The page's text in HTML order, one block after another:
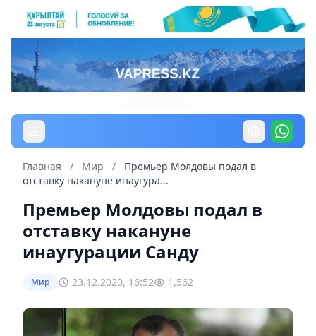
Главная / Мир /
Премьер Молдовы подал в
отставку накануне инаугура...
Премьер Молдовы подал в
отставку накануне
инаугурации Санду
Мир 23.12.2020, 16:52 1,562